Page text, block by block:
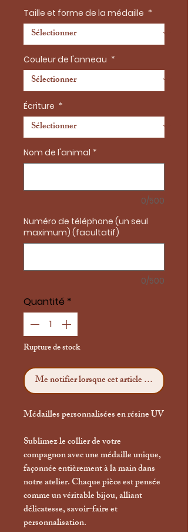
Taille et forme de la médaille *
Couleur de l'anneau *
Écriture *
Nom de l'animal *
0/500
Numéro de téléphone (un seul
maximum) (facultatif)
0/500
Quantité *
Rupture de stock
Me notifier lorsque cet article est disponible
Médailles personnalisées en résine UV
Sublimez le collier de votre
compagnon avec une médaille unique,
façonnéeentièrement à la maindans
notre atelier. Chaque pièce est pensée
comme un véritable bijou, alliant
délicatesse, savoir-faire et
personnalisation.